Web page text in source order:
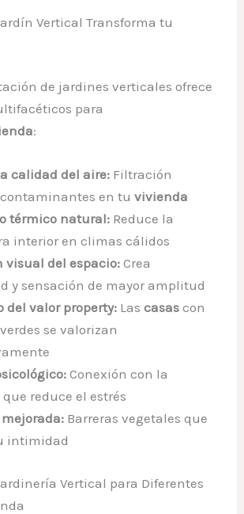
Vertical Transforma tu
de jardines verticales ofrece
para
:
calidad del aire: Filtración
en tuvivienda
térmico natural: Reduce la
interior en climas cálidos
visual del espacio: Crea
y sensación de mayor amplitud
del valor property: Lascasas con
se valorizan
Conexión con la
reduce el estrés
Barreras vegetales que
intimidad
Vertical para Diferentes